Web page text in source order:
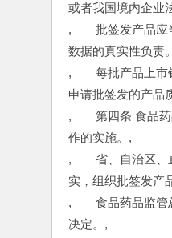
或者我国境内企业
,　　批签发产品
数据的真实性负责
,　　每批产品上
申请批签发的产品
,　　第四条 食品
作的实施。,
,　　省、自治区
实，组织批签发产
,　　食品药品监
决定。,